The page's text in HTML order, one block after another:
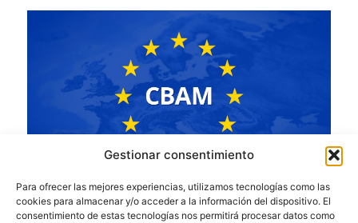
Gestionar consentimiento
Para ofrecer las mejores experiencias, utilizamos tecnologías como las
cookies para almacenar y/o acceder a la información del dispositivo. El
consentimiento de estas tecnologías nos permitirá procesar datos como
CBAM: Aluminiumimporte in Europa